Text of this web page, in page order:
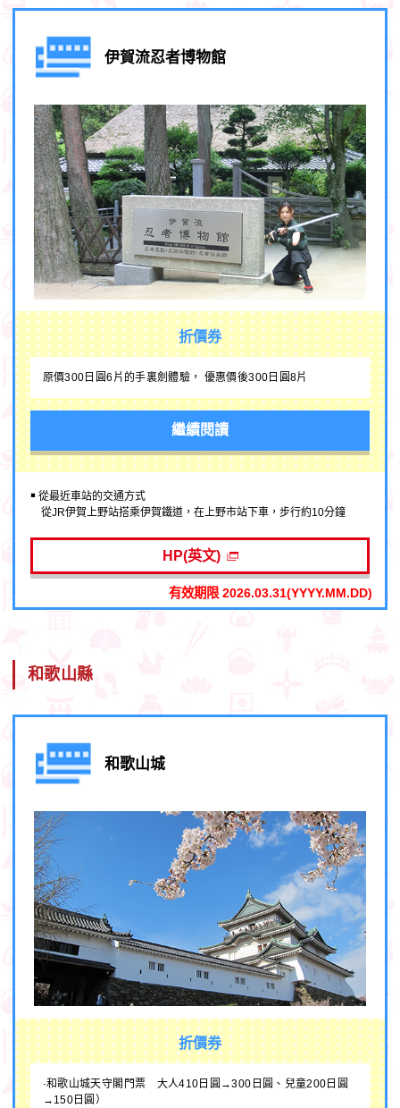
伊賀流忍者博物館
折價券
原價300日圓6片的手裏劍體驗， 優惠價後300日圓8片
繼續閱讀
￭ 從最近車站的交通方式
從JR伊賀上野站搭乘伊賀鐵道，在上野市站下車，步行約10分鐘
HP(英文)
有效期限 2026.03.31(YYYY.MM.DD)
和歌山縣
和歌山城
折價券
·和歌山城天守閣門票 大人410日圓→300日圓、兒童200日圓
→150日圓）